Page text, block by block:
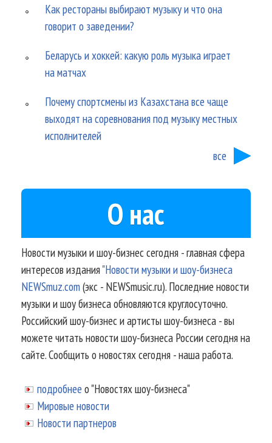
Как рестораны выбирают музыку и что она
говорит о заведении?
Беларусь и хоккей: какую роль музыка играет
на матчах
Почему спортсмены из Казахстана все чаще
выходят на соревнования под музыку местных
исполнителей
все
О нас
Новости музыки и шоу-бизнес сегодня - главная сфера
интересов издания"Новости музыки и шоу-бизнеса
NEWSmuz.com(экс - NEWSmusic.ru). Последние новости
музыки и шоу бизнеса обновляются круглосуточно.
Российский шоу-бизнес и артисты шоу-бизнеса - вы
можете читать новости шоу-бизнеса России сегодня на
сайте. Сообщить о новостях сегодня - наша работа.
подробнее о "Новостях шоу-бизнеса"
Мировые новости
Новости партнеров